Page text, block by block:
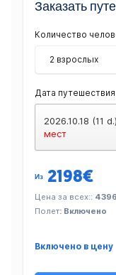
Заказать
Количество
2 взрослых
Дата путешествия
2026.10.18 (11
мест
Из 2198€
Цена за всех::
Полет: Включено
Включено в цену